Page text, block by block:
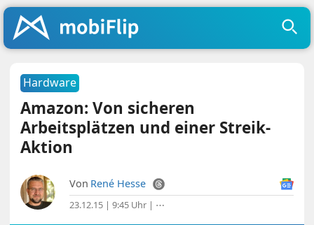
Hardware
Amazon: Von sicheren
Arbeitsplätzen und einer Streik-
Aktion
Von René Hesse
23.12.15 | 9:45 Uhr | ⋯